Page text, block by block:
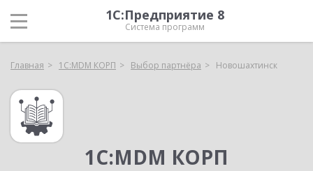
1С:Предприятие 8
Система программ
Главная 1С:MDM КОРП Выбор партнёра Новошахтинск
1С:MDM КОРП